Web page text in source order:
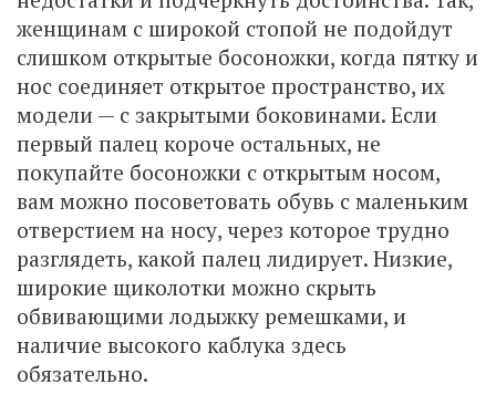
женщинам с широкой стопой не подойдут
слишком открытые босоножки, когда пятку и
нос соединяет открытое пространство, их
модели — с закрытыми боковинами. Если
первый палец короче остальных, не
покупайте босоножки с открытым носом,
вам можно посоветовать обувь с маленьким
отверстием на носу, через которое трудно
разглядеть, какой палец лидирует. Низкие,
широкие щиколотки можно скрыть
обвивающими лодыжку ремешками, и
наличие высокого каблука здесь
обязательно.